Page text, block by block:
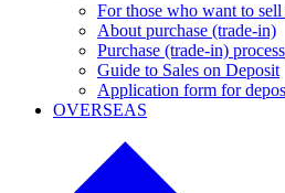
For those who want to
About purchase (trade-in)
Purchase (trade-in) process
Guide to Sales on Deposit
Application form for
OVERSEAS